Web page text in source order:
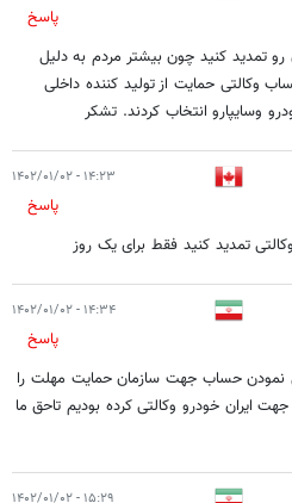
پاسخ
رو تمدید کنید چون بیشتر مردم به دلیل
وکالتی حمایت از تولید کننده داخلی
وسایپارو انتخاب کردند. تشکر
۱۴:۲۳ - ۱۴۰۲/۰۱/۰۲
پاسخ
تمدید کنید فقط برای یک روز
۱۴:۳۴ - ۱۴۰۲/۰۱/۰۲
پاسخ
نمودن حساب جهت سازمان حمایت مهلت را
ایران خودرو وکالتی کرده بودیم تاحق ما
۱۵:۲۹ - ۱۴۰۲/۰۱/۰۲